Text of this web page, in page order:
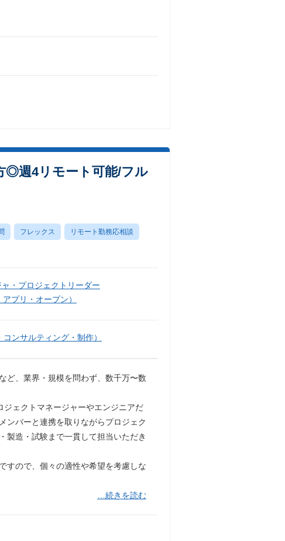
◎週4リモート可能/フル
フレックス リモート勤務応相談
・プロジェクトリーダー
プリ・オープン）
ンサルティング・制作）
、業界・規模を問わず、数千万〜数
ェクトマネージャーやエンジニアだ
ンバーと連携を取りながらプロジェク
製造・試験まで一貫して担当いただき
すので、個々の適性や希望を考慮しな
…続きを読む